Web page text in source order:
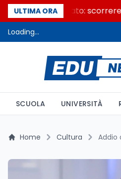
ULTIMA ORA
Consiglio di Stato:
Loading...
SCUOLA UNIVERSITÀ
Home Cultura